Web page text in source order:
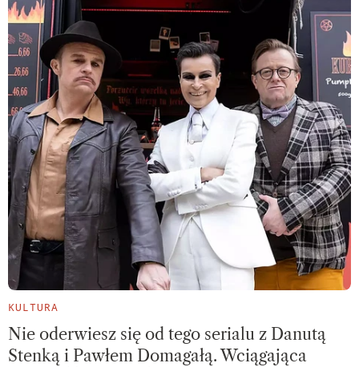
KULTURA
Nie oderwiesz się od tego serialu z Danutą
Stenką i Pawłem Domagałą. Wciągająca